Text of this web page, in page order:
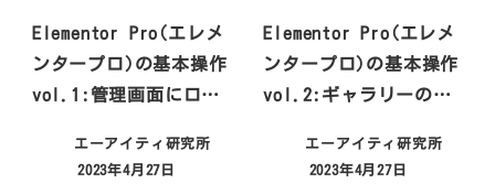
Elementor Pro(エレメ
ンタープロ)の基本操作
vol.1:管理画面にロ…
エーアイティ研究所
2023年4月27日
Elementor Pro(エレメ
ンタープロ)の基本操作
vol.2:ギャラリーの…
エーアイティ研究所
2023年4月27日